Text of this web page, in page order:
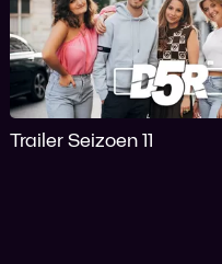
Trailer Seizoen 11